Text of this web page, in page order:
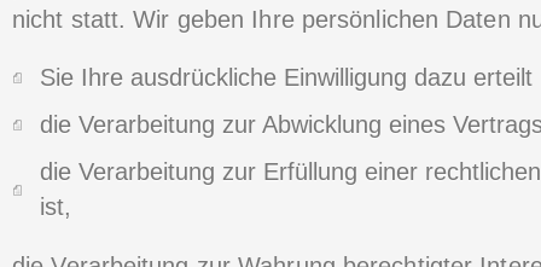
nicht statt. Wir geben Ihre persönlichen Daten
Sie Ihre ausdrückliche Einwilligung dazu erteilt
die Verarbeitung zur Abwicklung eines
die Verarbeitung zur Erfüllung einer
ist,